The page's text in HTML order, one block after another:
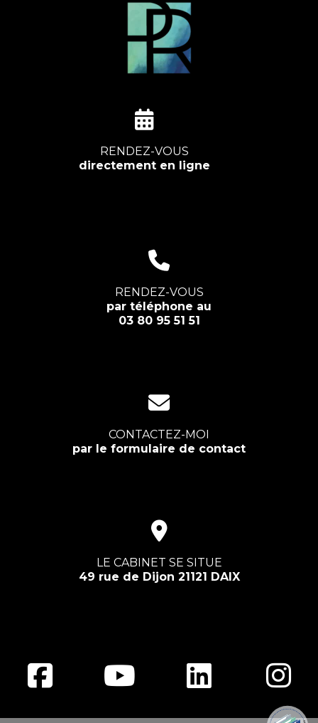
RENDEZ-VOUS
directement en ligne
RENDEZ-VOUS
par téléphone au
03 80 95 51 51
CONTACTEZ-MOI
par le formulaire de contact
LE CABINET SE SITUE
49 rue de Dijon 21121 DAIX